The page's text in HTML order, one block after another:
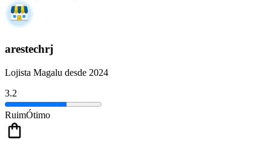
arestechrj
Lojista Magalu desde 2024
3.2
RuimÓtimo